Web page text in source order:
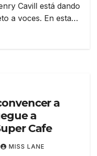
Cavill está dando
a voces. En esta…
a
a
Cafe
MISS LANE